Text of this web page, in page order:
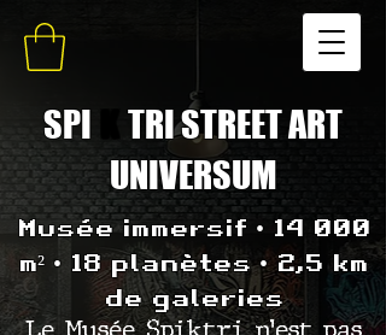
SPI
TRI STREET ART
UNIVERSUM
Musée immersif • 14 000
m² • 18 planètes • 2,5 km
de galeries